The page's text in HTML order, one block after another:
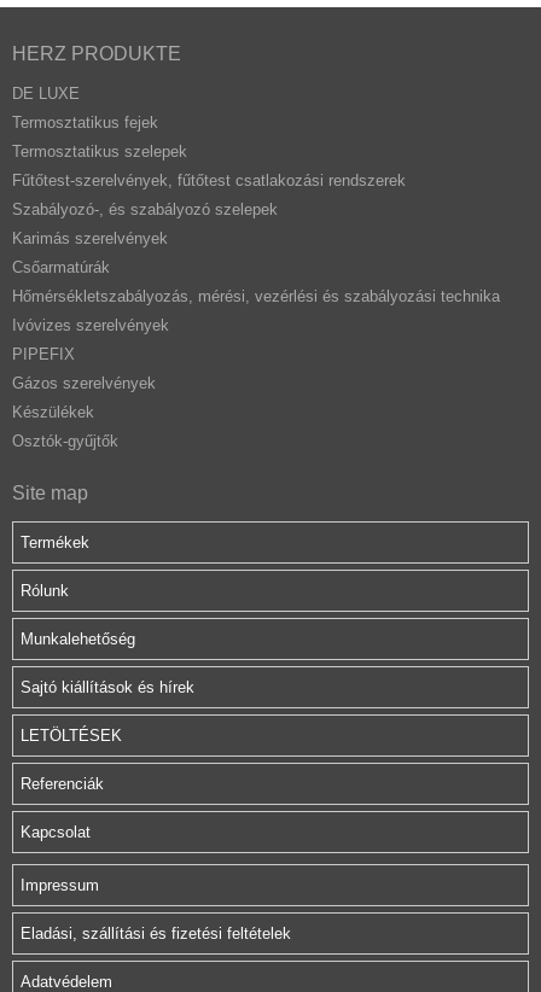
HERZ PRODUKTE
DE LUXE
Termosztatikus fejek
Termosztatikus szelepek
Fűtőtest-szerelvények, fűtőtest csatlakozási rendszerek
Szabályozó-, és szabályozó szelepek
Karimás szerelvények
Csőarmatúrák
Hőmérsékletszabályozás, mérési, vezérlési és szabályozási technika
Ivóvizes szerelvények
PIPEFIX
Gázos szerelvények
Készülékek
Osztók-gyűjtők
Site map
Termékek
Rólunk
Munkalehetőség
Sajtó kiállítások és hírek
LETÖLTÉSEK
Referenciák
Kapcsolat
Impressum
Eladási, szállítási és fizetési feltételek
Adatvédelem